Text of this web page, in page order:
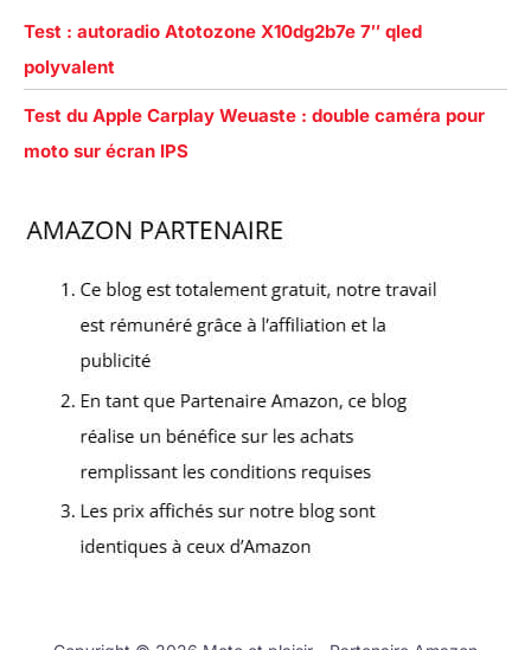
Test : autoradio Atotozone X10dg2b7e 7″ qled
polyvalent
Test du Apple Carplay Weuaste : double caméra pour
moto sur écran IPS